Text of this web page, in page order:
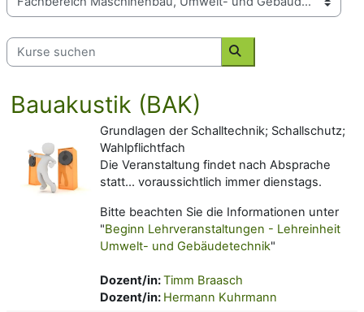
Kursbereiche
Kurse suchen
Kurse suchen
Bauakustik (BAK)
Grundlagen der Schalltechnik; Schallschutz;
Wahlpflichtfach
Die Veranstaltung findet nach Absprache
statt... voraussichtlich immer dienstags.
Bitte beachten Sie die Informationen unter
"Beginn Lehrveranstaltungen - Lehreinheit
Umwelt- und Gebäudetechnik"
Dozent/in:Timm Braasch
Dozent/in: Hermann Kuhrmann